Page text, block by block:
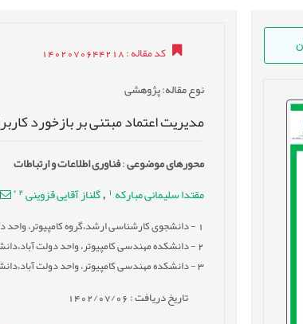
کد مقاله: 1402070644218
نوع مقاله: پژوهشی
مدیریت اعتماد مبتنی بر بازخورد
محورهای موضوعی:فناوری اطلاعات و ارتباطات
مقتدا سلیمانی مبارکه 1
,گلناز آقایی قزوینی2
*
1 - دانشجوی کارشناسی ارشد،گروه کامپیوتر، واحد
2- دانشکده مهندسی کامپیوتر، واحد دولت
3- دانشکده مهندسی کامپیوتر، واحد دولت
تاریخ دریافت : 1402/07/06